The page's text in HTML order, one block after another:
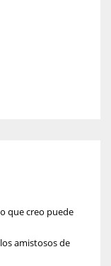
que creo puede
amistosos de